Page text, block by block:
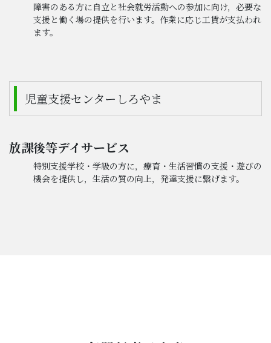
障害のある方に自立と社会就労活動への参加に向け，必要な
支援と働く場の提供を行います。作業に応じ工賃が支払われ
ます。
児童支援センターしろやま
放課後等デイサービス
特別支援学校・学級の方に，療育・生活習慣の支援・遊びの
機会を提供し，生活の質の向上，発達支援に繋げます。